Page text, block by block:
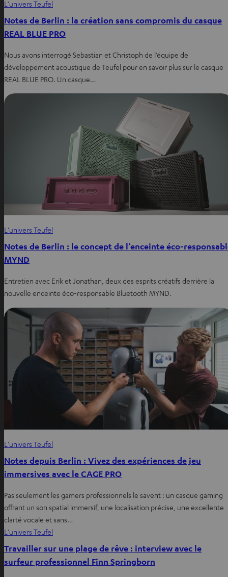
L’univers Teufel
Notes de Berlin : la création sans compromis du casque
REAL BLUE PRO
Nous avons interrogé Sebastian et Christoph de l’équipe de
développement acoustique de Teufel pour en savoir plus sur le casque
REAL BLUE PRO. Un casque…
L’univers Teufel
Notes de Berlin : le concept de l’enceinte éco-
MYND
Entretien avec Erik et Jonathan, deux des esprits créatifs derrière la
nouvelle enceinte éco-responsable Bluetooth MYND.
L’univers Teufel
Notes depuis Berlin : Vivez des expériences de jeu
immersives avec le CAGE PRO
Pas seulement les gamers professionnels le savent : un casque gaming
offrant un son spatial immersif, une localisation précise, une excellente
clarté vocale et sans…
L’univers Teufel
Travailler sur une plage de rêve : interview avec le
surfeur professionnel Finn Springborn